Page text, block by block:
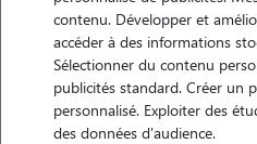
contenu. Développer et
accéder à des informations
Sélectionner du contenu
publicités standard. Créer un
personnalisé. Exploiter des
des données d'audience.